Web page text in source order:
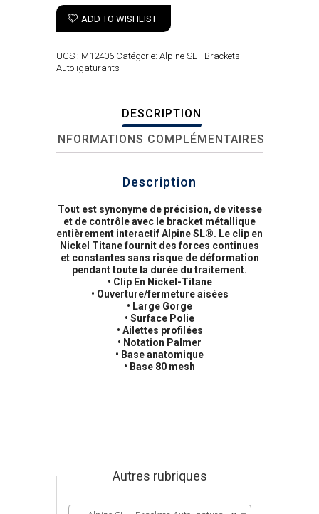
ADD TO WISHLIST
UGS : M12406 Catégorie: Alpine SL - Brackets
Autoligaturants
DESCRIPTION
INFORMATIONS COMPLÉMENTAIRES
Description
Tout est synonyme de précision, de vitesse
et de contrôle avec le bracket métallique
entièrement interactif Alpine SL®. Le clip en
Nickel Titane fournit des forces continues
et constantes sans risque de déformation
pendant toute la durée du traitement.
• Clip En Nickel-Titane
• Ouverture/fermeture aisées
• Large Gorge
• Surface Polie
• Ailettes profilées
• Notation Palmer
• Base anatomique
• Base 80 mesh
Autres rubriques